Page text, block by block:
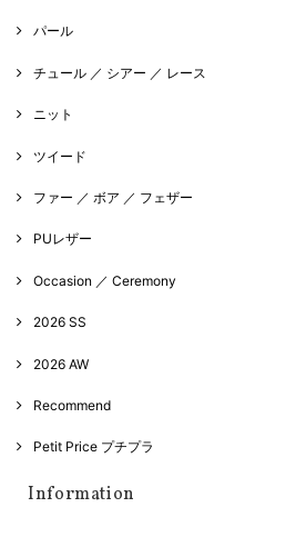
パール
チュール ／ シアー ／ レース
ニット
ツイード
ファー ／ ボア ／ フェザー
PUレザー
Occasion ／ Ceremony
2026 SS
2026 AW
Recommend
Petit Price プチプラ
Information